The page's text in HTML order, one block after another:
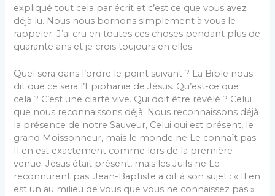
expliqué tout cela par écrit et c’est ce que vous avez
déjà lu. Nous nous bornons simplement à vous le
rappeler. J’ai cru en toutes ces choses pendant plus de
quarante ans et je crois toujours en elles.
Quel sera dans l’ordre le point suivant ? La Bible nous
dit que ce sera l’Epiphanie de Jésus. Qu’est-ce que
cela ? C’est une clarté vive. Qui doit être révélé ? Celui
que nous reconnaissons déjà. Nous reconnaissons déjà
la présence de notre Sauveur, Celui qui est présent, le
grand Moissonneur, mais le monde ne Le connaît pas.
Il en est exactement comme lors de la première
venue. Jésus était présent, mais les Juifs ne Le
reconnurent pas. Jean-Baptiste a dit à son sujet : « Il en
est un au milieu de vous que vous ne connaissez pas »